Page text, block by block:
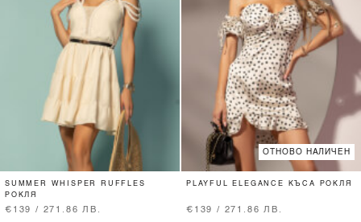
SUMMER WHISPER RUFFLES
РОКЛЯ
€139 / 271.86 ЛВ.
ОТНОВО НАЛИЧЕН
PLAYFUL ELEGANCE КЪСА РОКЛЯ
€139 / 271.86 ЛВ.